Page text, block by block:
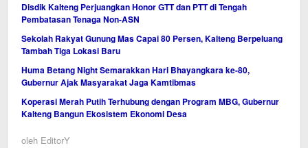
Disdik Kalteng Perjuangkan Honor GTT dan PTT di Tengah
Pembatasan Tenaga Non-ASN
Sekolah Rakyat Gunung Mas Capai 80 Persen, Kalteng Berpeluang
Tambah Tiga Lokasi Baru
Huma Betang Night Semarakkan Hari Bhayangkara ke-80,
Gubernur Ajak Masyarakat Jaga Kamtibmas
Koperasi Merah Putih Terhubung dengan Program MBG, Gubernur
Kalteng Bangun Ekosistem Ekonomi Desa
oleh EditorY